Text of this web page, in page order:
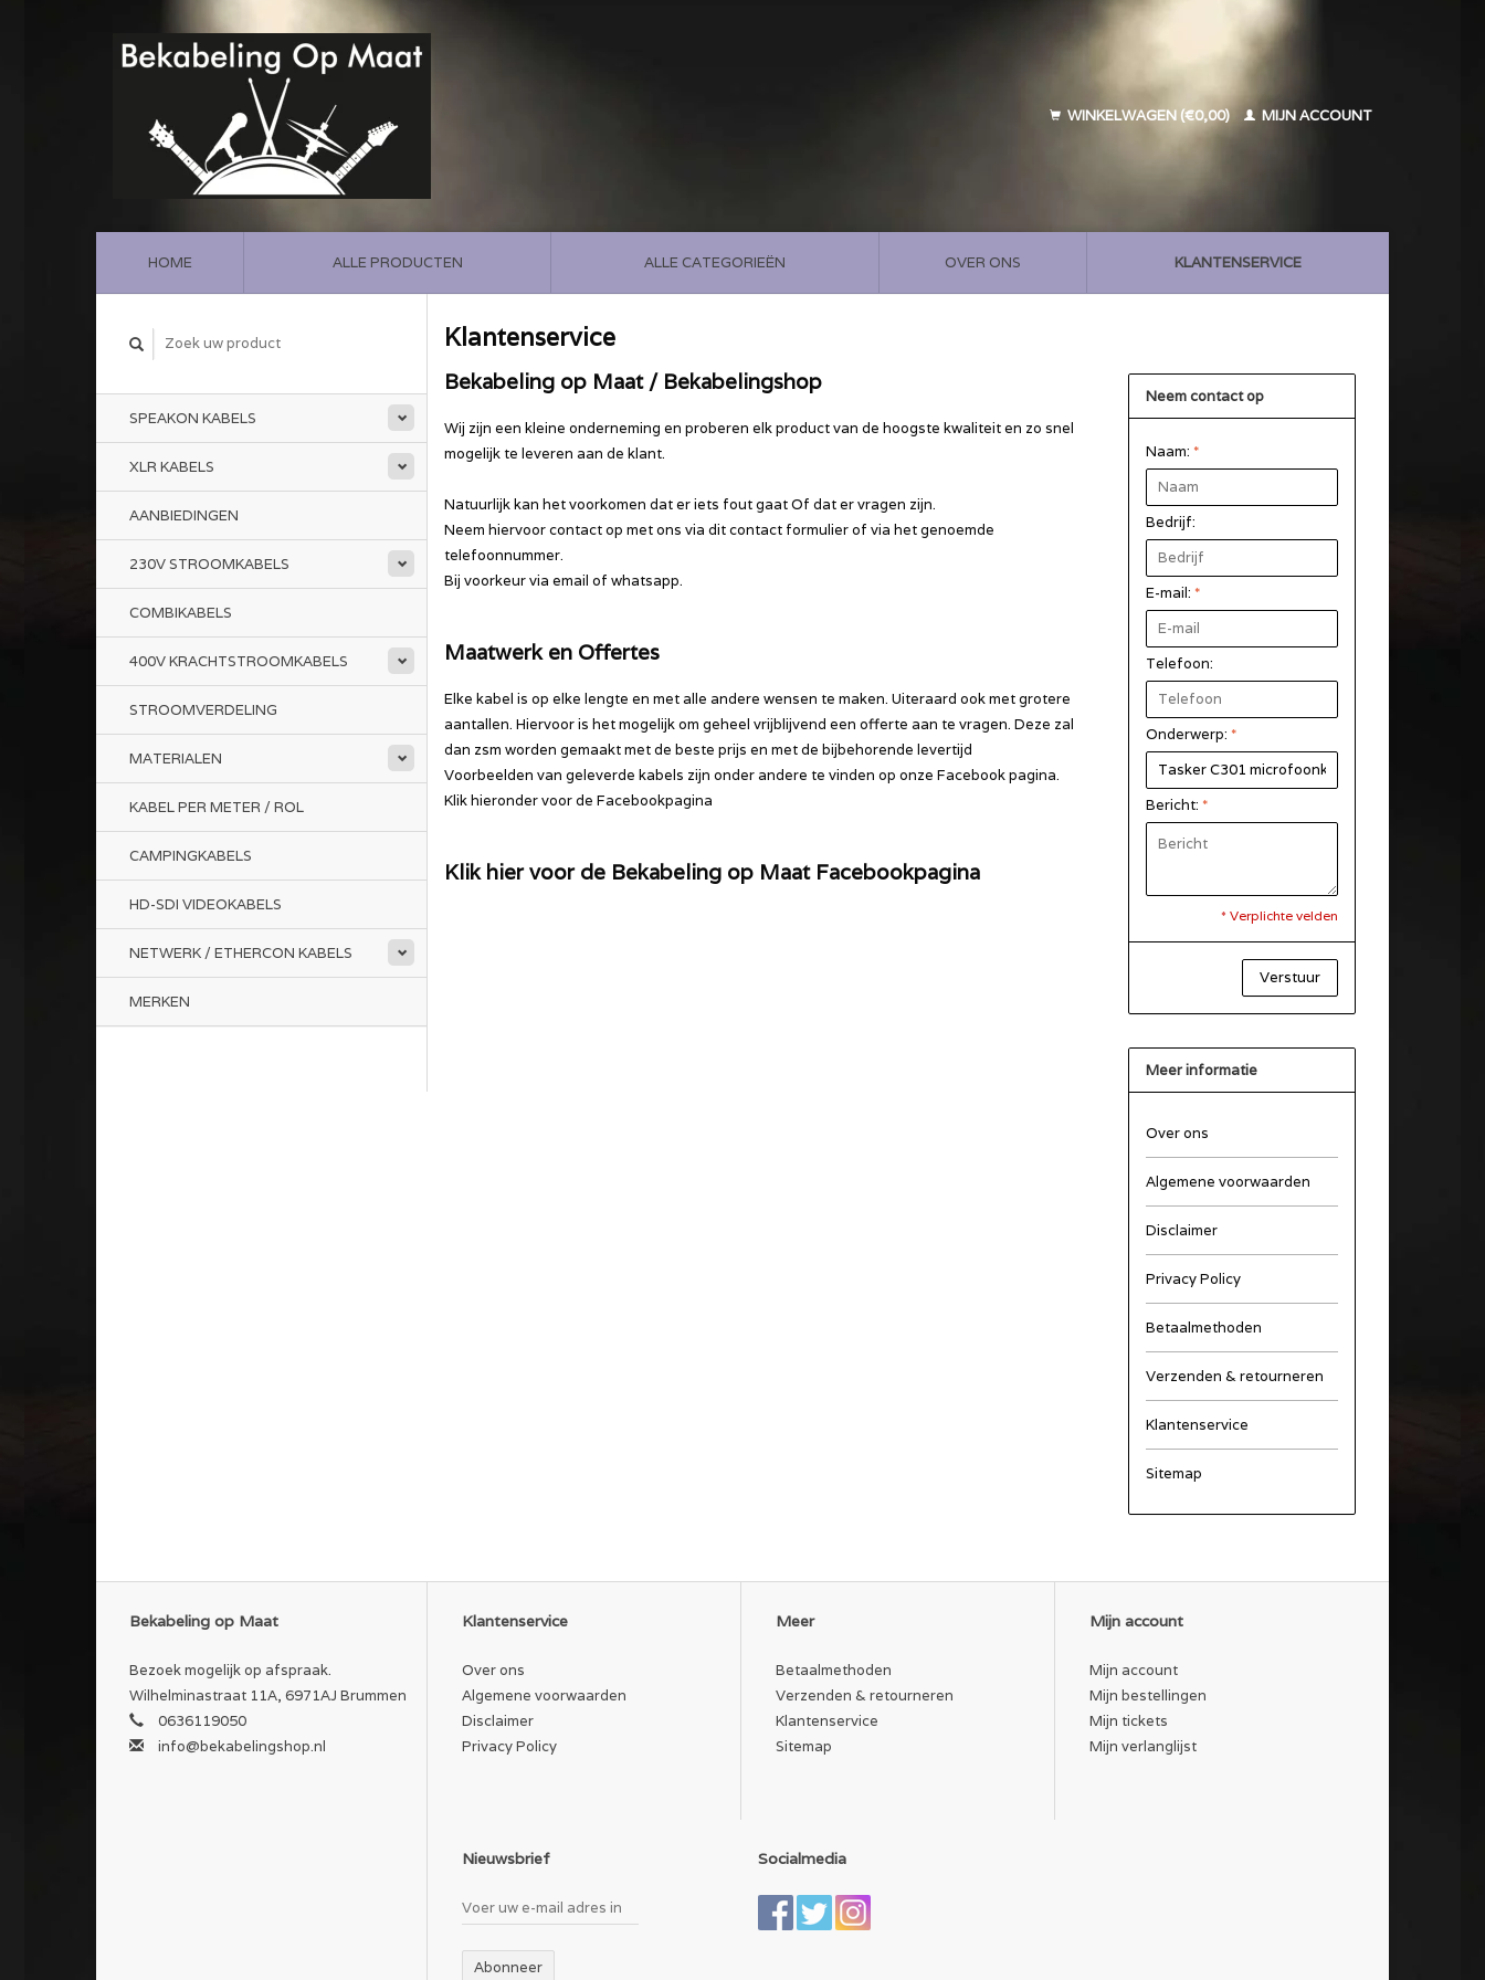
WINKELWAGEN (€0,00) MIJN ACCOUNT
HOME ALLE PRODUCTEN ALLE CATEGORIEËN OVER ONS KLANTENSERVICE
SPEAKON KABELS
XLR KABELS
AANBIEDINGEN
230V STROOMKABELS
COMBIKABELS
400V KRACHTSTROOMKABELS
STROOMVERDELING
MATERIALEN
KABEL PER METER / ROL
CAMPINGKABELS
HD-SDI VIDEOKABELS
NETWERK / ETHERCON KABELS
MERKEN
Klantenservice
Bekabeling op Maat / Bekabelingshop
Wij zijn een kleine onderneming en proberen elk product van de hoogste kwaliteit en zo snel
mogelijk te leveren aan de klant.
Natuurlijk kan het voorkomen dat er iets fout gaat Of dat er vragen zijn.
Neem hiervoor contact op met ons via dit contact formulier of via het genoemde
telefoonnummer.
Bij voorkeur via email of whatsapp.
Maatwerk en Offertes
Elke kabel is op elke lengte en met alle andere wensen te maken. Uiteraard ook met grotere
aantallen. Hiervoor is het mogelijk om geheel vrijblijvend een offerte aan te vragen. Deze zal
dan zsm worden gemaakt met de beste prijs en met de bijbehorende levertijd
Voorbeelden van geleverde kabels zijn onder andere te vinden op onze Facebook pagina.
Klik hieronder voor de Facebookpagina
Klik hier voor de Bekabeling op Maat Facebookpagina
Neem contact op
Naam: *
Bedrijf:
E-mail: *
Telefoon:
Onderwerp: *
Bericht: *
* Verplichte velden
Verstuur
Meer informatie
Over ons
Algemene voorwaarden
Disclaimer
Privacy Policy
Betaalmethoden
Verzenden & retourneren
Klantenservice
Sitemap
Bekabeling op Maat
Bezoek mogelijk op afspraak.
Wilhelminastraat 11A, 6971AJ Brummen
0636119050
info@bekabelingshop.nl
Klantenservice
Over ons
Algemene voorwaarden
Disclaimer
Privacy Policy
Meer
Betaalmethoden
Verzenden & retourneren
Klantenservice
Sitemap
Mijn account
Mijn account
Mijn bestellingen
Mijn tickets
Mijn verlanglijst
Nieuwsbrief
Abonneer
Socialmedia